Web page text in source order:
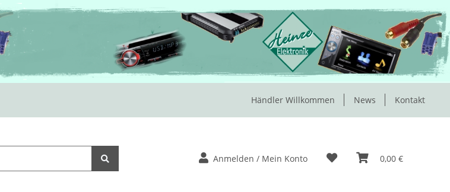
Händler Willkommen News Kontakt
Anmelden / Mein Konto 0,00 €